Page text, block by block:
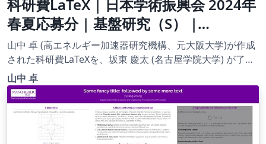
科研費LaTeX | 日本学術振興会 2024年
春夏応募分 | 基盤研究（S） |
2024.04.12
山中 卓 (高エネルギー加速器研究機構、元大阪大学)が作成
された科研費LaTeXを、坂東 慶太 (名古屋学院大学) が了承
を得てテンプレート登録しています。 詳細はこちら↓をご
確認ください。 http://osksn2.hep.sci.osaka-
u.ac.jp/~taku/kakenhiLaTeX/
山中 卓